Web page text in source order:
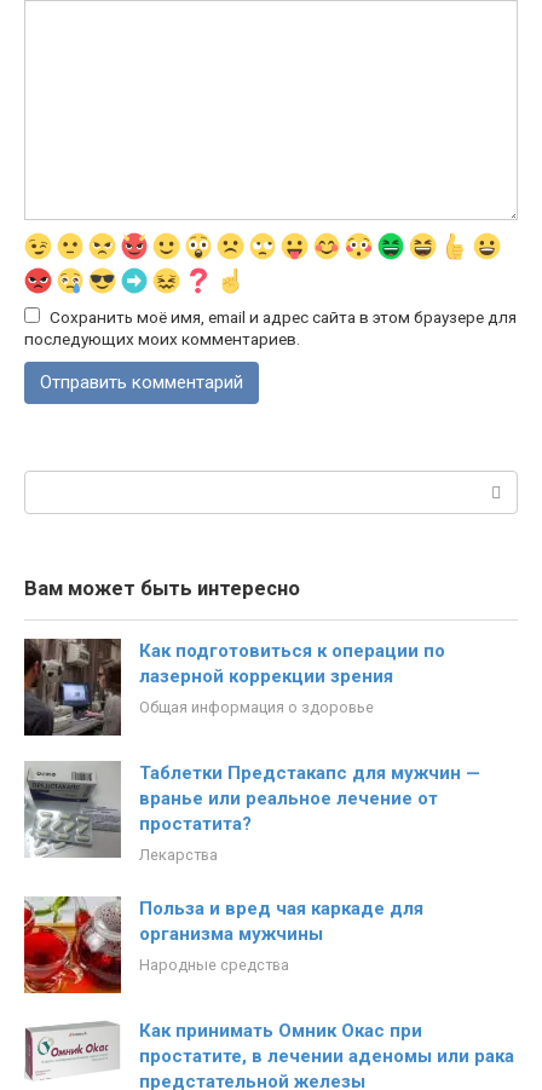
Сохранить моё имя, email и адрес сайта в этом браузере для
последующих моих комментариев.
Вам может быть интересно
Как подготовиться к операции по
лазерной коррекции зрения
Общая информация о здоровье
Таблетки Предстакапс для мужчин —
вранье или реальное лечение от
простатита?
Лекарства
Польза и вред чая каркаде для
организма мужчины
Народные средства
Как принимать Омник Окас при
простатите, в лечении аденомы или рака
предстательной железы